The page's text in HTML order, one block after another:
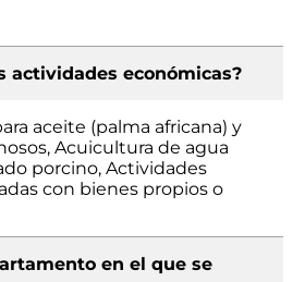
actividades económicas?
aceite (palma africana) y
Acuicultura de agua
porcino, Actividades
con bienes propios o
en el que se